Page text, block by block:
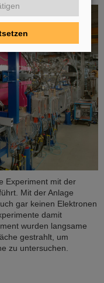
Experiment mit der
Mit der Anlage
gar keinen Elektronen
damit
wurden langsame
gestrahlt, um
zu untersuchen.